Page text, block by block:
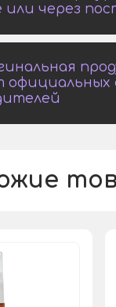
или через
официальных